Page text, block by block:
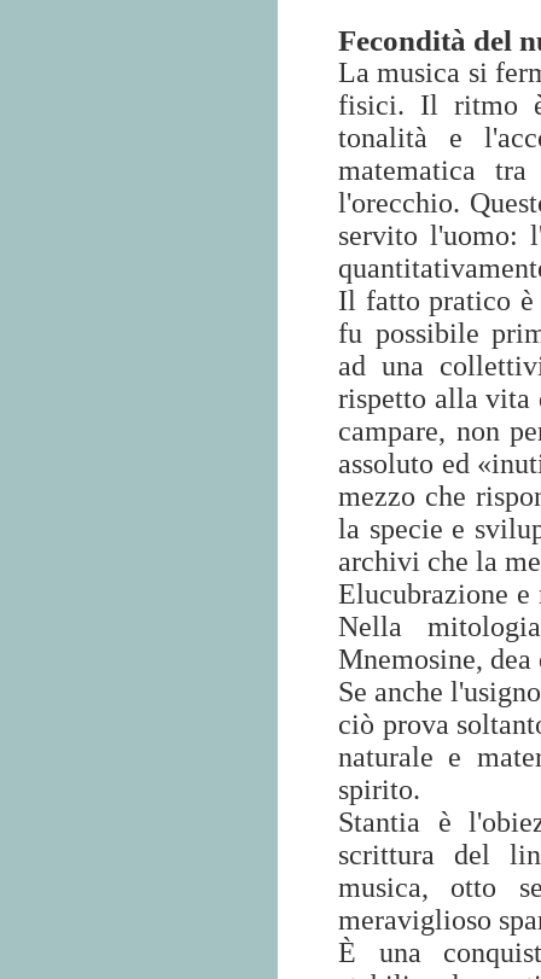
Fecondità del
La musica si
fisici. Il ritmo
tonalità e
matematica
l'orecchio.
servito l'uomo:
Il fatto pratico è
fu possibile
ad una
rispetto alla vita
campare, non
assoluto ed
mezzo che
la specie e
archivi che la
Elucubrazione
Nella
Mnemosine,
Se anche
ciò prova
naturale e
spirito.
Stantia è
scrittura del
musica, otto
meraviglioso
È una